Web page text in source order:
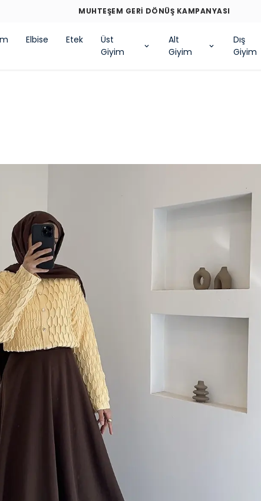
MUHTEŞEM GERİ DÖNÜŞ KAMPANYASI
Elbise Etek
Üst
Giyim
Alt
Giyim
Dış
Giyim